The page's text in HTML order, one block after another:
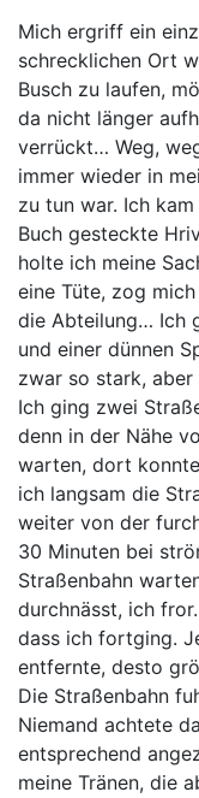
Mich ergriff ein
schrecklichen Ort
Busch zu laufen,
da nicht länger
verrückt… Weg,
immer wieder in
zu tun war. Ich
Buch gesteckte
holte ich meine
eine Tüte, zog
die Abteilung… Ich
und einer dünnen
zwar so stark, aber
Ich ging zwei
denn in der Nähe
warten, dort
ich langsam die
weiter von der
30 Minuten bei
Straßenbahn
durchnässt, ich
dass ich fortging.
entfernte, desto
Die Straßenbahn
Niemand achtete
entsprechend
meine Tränen, die